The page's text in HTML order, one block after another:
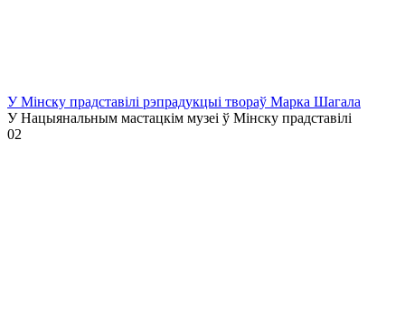
У Мінску прадставілі рэпрадукцыі твораў Марка Шагала
У Нацыянальным мастацкім музеі ў Мінску прадставілі
02